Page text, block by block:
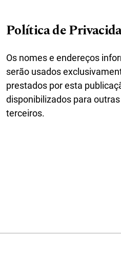
Política de
Os nomes e endereços
serão usados
prestados por esta
disponibilizados para
terceiros.